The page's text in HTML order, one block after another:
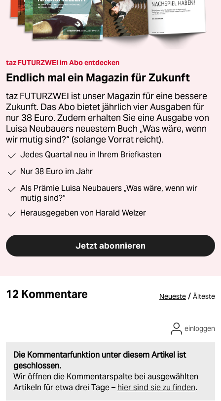
taz FUTURZWEI im Abo entdecken
Endlich mal ein Magazin für Zukunft
taz FUTURZWEI ist unser Magazin für eine bessere
Zukunft. Das Abo bietet jährlich vier Ausgaben für
nur 38 Euro. Zudem erhalten Sie eine Ausgabe von
Luisa Neubauers neuestem Buch „Was wäre, wenn
wir mutig sind?“ (solange Vorrat reicht).
Jedes Quartal neu in Ihrem Briefkasten
Nur 38 Euro im Jahr
Als Prämie Luisa Neubauers „Was wäre, wenn wir
mutig sind?“
Herausgegeben von Harald Welzer
Jetzt abonnieren
12 Kommentare Neueste / Älteste
Die Kommentarfunktion unter diesem Artikel ist
geschlossen.
Wir öffnen die Kommentarspalte bei ausgewählten
Artikeln für etwa drei Tage – hier sind sie zu finden.
einloggen